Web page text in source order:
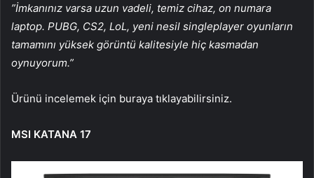
”İmkanınız varsa uzun vadeli, temiz cihaz, on numara
laptop. PUBG, CS2, LoL, yeni nesil singleplayer oyunların
tamamını yüksek görüntü kalitesiyle hiç kasmadan
oynuyorum.”
Ürünü incelemek için buraya tıklayabilirsiniz.
MSI KATANA 17